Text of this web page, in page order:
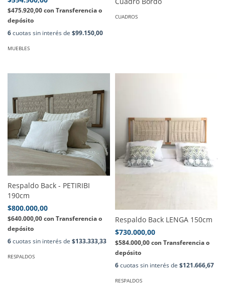
$475.920,00con Transferencia o
depósito
6cuotas sin interés de $99.150,00
MUEBLES
CUADROS
Respaldo Back - PETIRIBI
190cm
$800.000,00
$640.000,00con Transferencia o
depósito
6cuotas sin interés de $133.333,33
RESPALDOS
Respaldo Back LENGA 150cm
$730.000,00
$584.000,00con Transferencia o
depósito
6cuotas sin interés de $121.666,67
RESPALDOS